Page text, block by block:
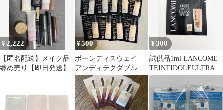
¥2,222
【匿名配送】メイク品
纏め売り【即日発送】
¥500
ボーンディスウェイ
アンディテクダブル
24H マット ファンデ
ーション スノー
¥300
試供品1ml LANCOME
TEINTIDOLEULTRAW
EAR BO-02